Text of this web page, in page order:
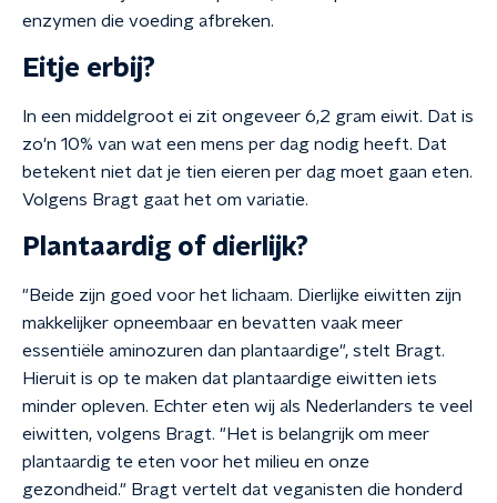
enzymen die voeding afbreken.
Eitje erbij?
In een middelgroot ei zit ongeveer 6,2 gram eiwit. Dat is
zo'n 10% van wat een mens per dag nodig heeft. Dat
betekent niet dat je tien eieren per dag moet gaan eten.
Volgens Bragt gaat het om variatie.
Plantaardig of dierlijk?
"Beide zijn goed voor het lichaam. Dierlijke eiwitten zijn
makkelijker opneembaar en bevatten vaak meer
essentiële aminozuren dan plantaardige", stelt Bragt.
Hieruit is op te maken dat plantaardige eiwitten iets
minder opleven. Echter eten wij als Nederlanders te veel
eiwitten, volgens Bragt. "Het is belangrijk om meer
plantaardig te eten voor het milieu en onze
gezondheid." Bragt vertelt dat veganisten die honderd